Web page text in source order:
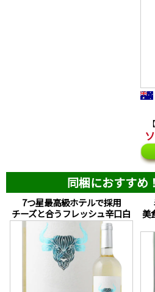
同梱におすすめ
7つ星最高級ホテルで採用
チーズと合うフレッシュ辛口白
美